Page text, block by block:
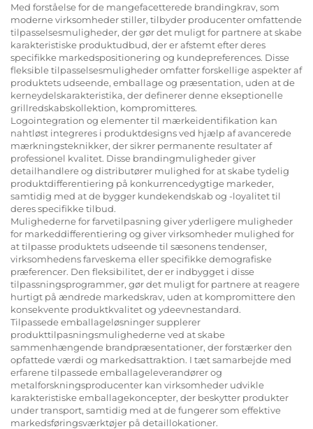
Med forståelse for de mangefacetterede brandingkrav, som
moderne virksomheder stiller, tilbyder producenter omfattende
tilpasselsesmuligheder, der gør det muligt for partnere at skabe
karakteristiske produktudbud, der er afstemt efter deres
specifikke markedspositionering og kundepreferences. Disse
fleksible tilpasselsesmuligheder omfatter forskellige aspekter af
produktets udseende, emballage og præsentation, uden at de
kerneydelskarakteristika, der definerer denne ekseptionelle
grillredskabskollektion, kompromitteres.
Logointegration og elementer til mærkeidentifikation kan
nahtløst integreres i produktdesigns ved hjælp af avancerede
mærkningsteknikker, der sikrer permanente resultater af
professionel kvalitet. Disse brandingmuligheder giver
detailhandlere og distributører mulighed for at skabe tydelig
produktdifferentiering på konkurrencedygtige markeder,
samtidig med at de bygger kundekendskab og -loyalitet til
deres specifikke tilbud.
Mulighederne for farvetilpasning giver yderligere muligheder
for markeddifferentiering og giver virksomheder mulighed for
at tilpasse produktets udseende til sæsonens tendenser,
virksomhedens farveskema eller specifikke demografiske
præferencer. Den fleksibilitet, der er indbygget i disse
tilpassningsprogrammer, gør det muligt for partnere at reagere
hurtigt på ændrede markedskrav, uden at kompromittere den
konsekvente produktkvalitet og ydeevnestandard.
Tilpassede emballageløsninger supplerer
produkttilpasningsmulighederne ved at skabe
sammenhængende brandpræsentationer, der forstærker den
opfattede værdi og markedsattraktion. I tæt samarbejde med
erfarenetilpassede emballageleverandørerog
metalforskningsproducenter kan virksomheder udvikle
karakteristiske emballagekoncepter, der beskytter produkter
under transport, samtidig med at de fungerer som effektive
markedsføringsværktøjer på detaillokationer.